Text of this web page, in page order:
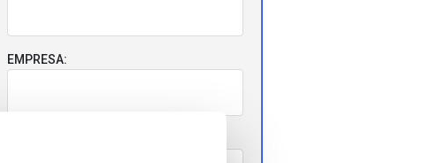
EMPRESA: